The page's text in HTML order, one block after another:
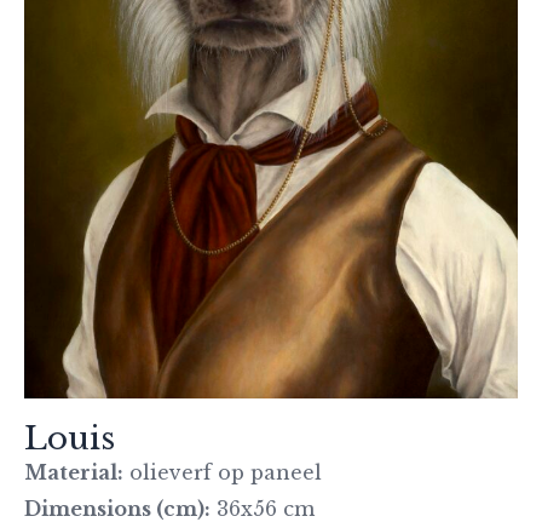
Louis
Material: olieverf op paneel
Dimensions (cm): 36x56 cm